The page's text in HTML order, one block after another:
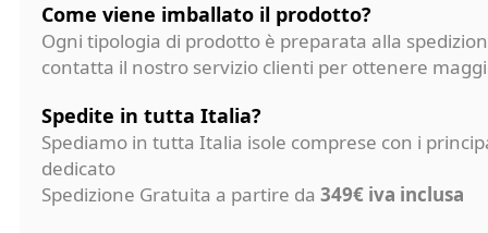
Come viene imballato il prodotto?
Ogni tipologia di prodotto è preparata alla
contatta il nostro servizio clienti per ottenere
Spedite in tutta Italia?
Spediamo in tutta Italia isole comprese con i
dedicato
Spedizione Gratuita a partire da 349€ iva inclusa